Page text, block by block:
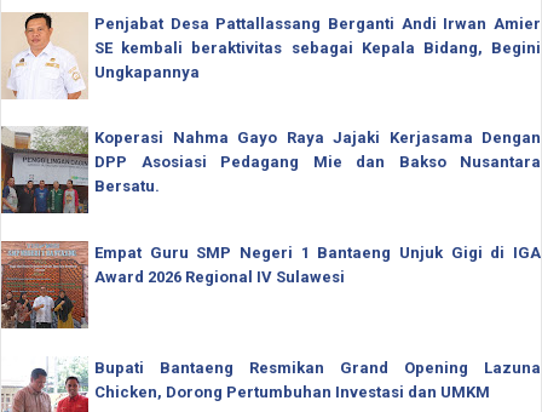
Penjabat Desa Pattallassang Berganti Andi Irwan Amier
SE kembali beraktivitas sebagai Kepala Bidang, Begini
Ungkapannya
Koperasi Nahma Gayo Raya Jajaki Kerjasama Dengan
DPP Asosiasi Pedagang Mie dan Bakso Nusantara
Bersatu.
Empat Guru SMP Negeri 1 Bantaeng Unjuk Gigi di IGA
Award 2026 Regional IV Sulawesi
Bupati Bantaeng Resmikan Grand Opening Lazuna
Chicken, Dorong Pertumbuhan Investasi dan UMKM